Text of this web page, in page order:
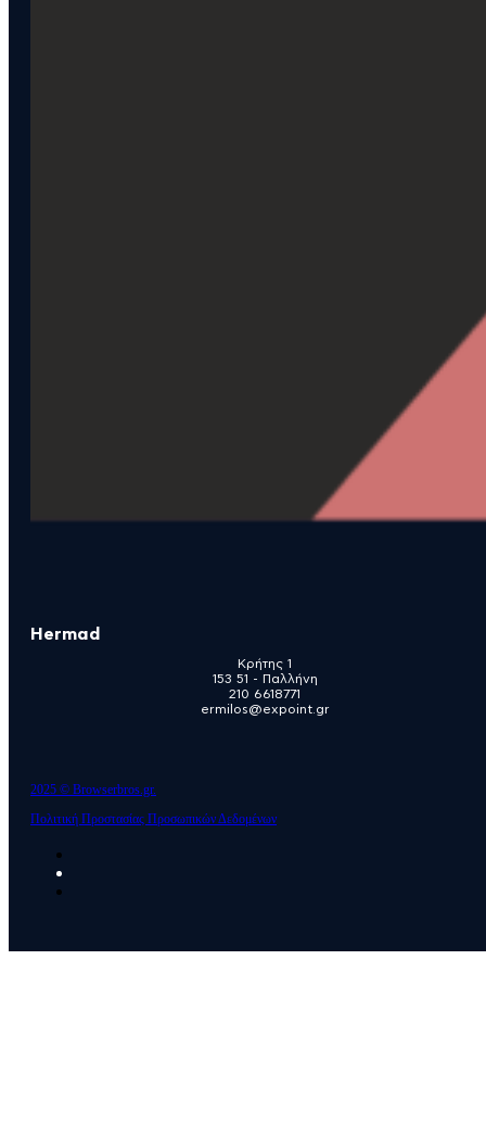
Hermad
Κρήτης 1
153 51 - Παλλήνη
210 6618771
ermilos@expoint.gr
2025 © Browserbros.gr.
Πολιτική Προστασίας Προσωπικών Δεδομένων